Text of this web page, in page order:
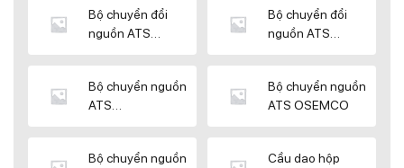
Bộ chuyển đổi
nguồn ATS
Bộ chuyển đổi
nguồn ATS
Bộ chuyển nguồn
ATS
Bộ chuyển nguồn
ATS OSEMCO
Bộ chuyển nguồn
Cầu dao hộp